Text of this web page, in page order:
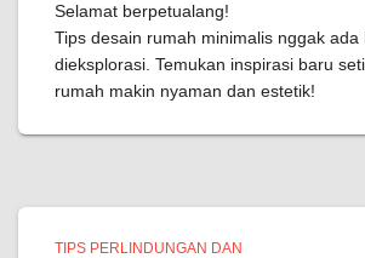
Selamat berpetualang!
Tips desain rumah minimalis nggak ada
dieksplorasi. Temukan inspirasi baru
rumah makin nyaman dan estetik!
TIPS PERLINDUNGAN DAN